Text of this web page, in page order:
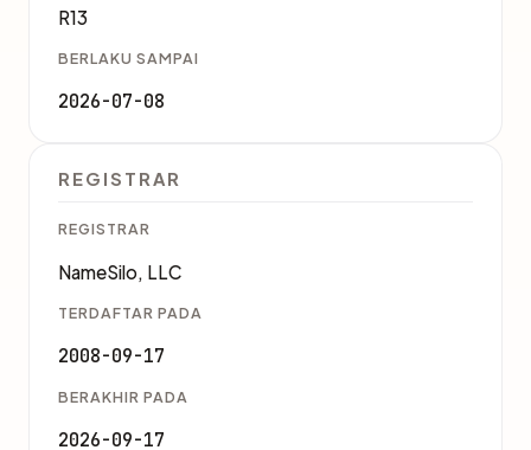
R13
BERLAKU SAMPAI
2026-07-08
REGISTRAR
REGISTRAR
NameSilo, LLC
TERDAFTAR PADA
2008-09-17
BERAKHIR PADA
2026-09-17